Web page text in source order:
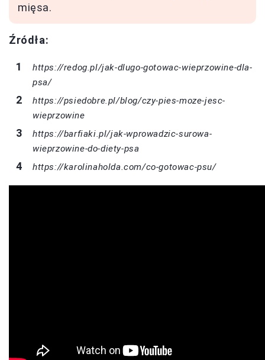
mięsa.
Źródła:
https://redog.pl/jak-dlugo-gotowac-wieprzowine-dla-
psa/
https://psiedobre.pl/blog/czy-pies-moze-jesc-
wieprzowine
https://barfiaki.pl/jak-wprowadzic-surowa-
wieprzowine-do-diety-psa
https://karolinaholda.com/co-gotowac-psu/